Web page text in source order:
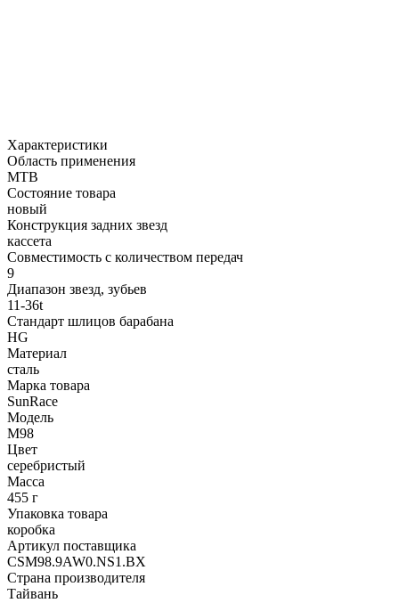
Характеристики
Область применения
MTB
Состояние товара
новый
Конструкция задних звезд
кассета
Совместимость с количеством передач
9
Диапазон звезд, зубьев
11-36t
Стандарт шлицов барабана
HG
Материал
сталь
Марка товара
SunRace
Модель
M98
Цвет
серебристый
Масса
455 г
Упаковка товара
коробка
Артикул поставщика
CSM98.9AW0.NS1.BX
Страна производителя
Тайвань